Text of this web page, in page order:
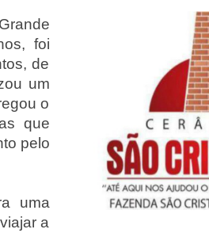
foi
de
um
o
que
pelo
uma
a